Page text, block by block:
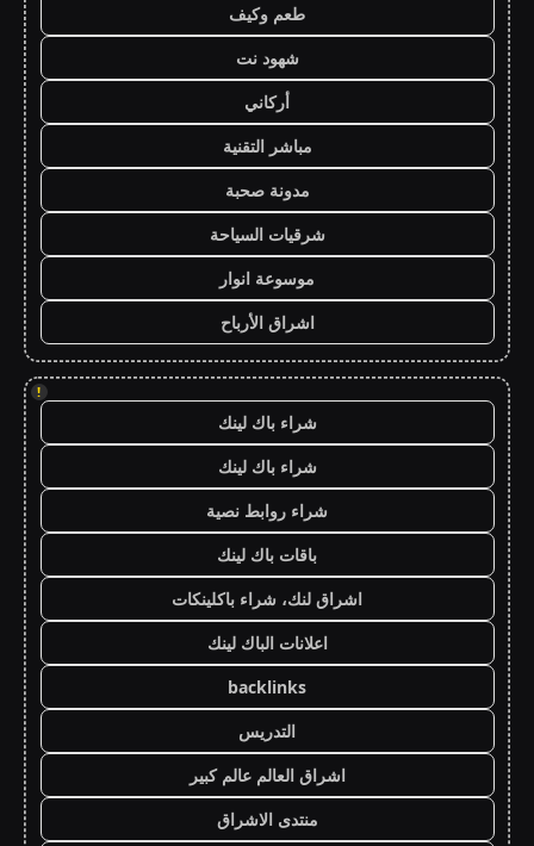
طعم وكيف
شهود نت
أركاني
مباشر التقنية
مدونة صحبة
شرقيات السياحة
موسوعة انوار
اشراق الأرباح
!
شراء باك لينك
شراء باك لينك
شراء روابط نصية
باقات باك لينك
اشراق لنك، شراء باكلينكات
اعلانات الباك لينك
backlinks
التدريس
اشراق العالم عالم كبير
منتدى الاشراق